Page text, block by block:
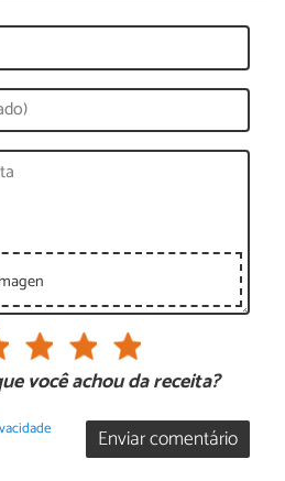
você achou da receita?
Enviar comentário